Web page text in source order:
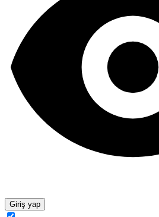
Giriş yap